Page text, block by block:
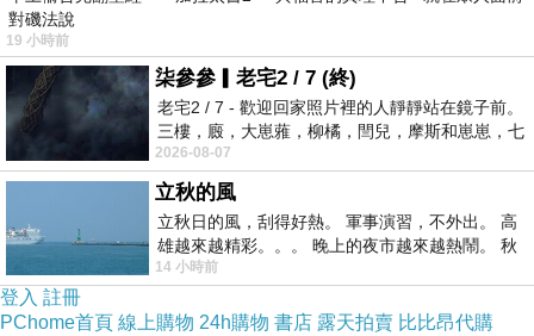
人士都難以評斷，更何況是消費者，所有的制度
及流程均屬自由心證，而沒有一個標準可以依
循，不過話說回來，就算有，如何能制衡行之有
年的菜市場文化？這疑慮預設立場，建築公會雖
說有完善的制度，甚至設計費計算都有一套客觀
的公式，然而作白工收不到設計費的案例仍時有
所聞。設計師漫天喊價，當然會殃及較自我要求
的設計單位，當然會將一件本應是專業表現的設
計規劃案流於菜市場蔥蒜式的交易方式。
對磯法說
19 小時前
柒參參▎老宅2 / 7 (終)
老宅2 / 7 - 歡迎回家照片裡的人靜靜站在鏡子前。
三樓，廄，大崽蕥，柳橘，閆兒，摩斯和崽崽，七
個人整整齊齊地站在鏡框之外，如同
2026-08-07
立秋的風
立秋日的風，刮得好熱。 軍事演習，不外出。 高
雄越來越精彩。。。 晚上的夜市越來越熱鬧。 秋
天的風刮得很熱 夜遊消暑熱。。。
14 小時前
登入 註冊
PChome首頁 線上購物 24h購物 書店 露天拍賣 比比昂代購